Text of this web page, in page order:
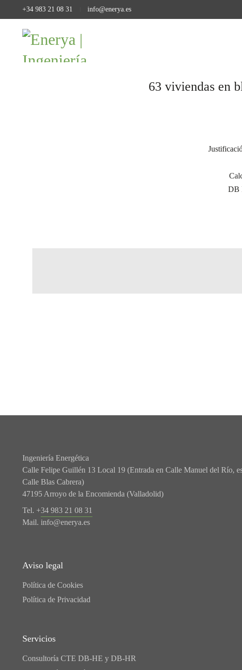
+34 983 21 08 31 info@enerya.es
63 viviendas en
DB
Ingeniería Energética
Calle Felipe Guillén 13 Local 19 (Entrada en Calle Manuel del Río,
Calle Blas Cabrera)
47195 Arroyo de la Encomienda (Valladolid)
Tel. +34 983 21 08 31
Mail. info@enerya.es
Aviso legal
Política de Cookies
Política de Privacidad
Servicios
Consultoría CTE DB-HE y DB-HR